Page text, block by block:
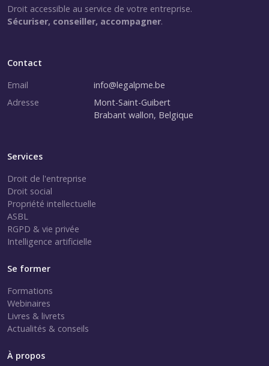
Droit accessible au service de votre entreprise.
Sécuriser, conseiller, accompagner.
Contact
Email
info@legalpme.be
Adresse
Mont-Saint-Guibert
Brabant wallon, Belgique
Services
Droit de l'entreprise
Droit social
Propriété intellectuelle
ASBL
RGPD & vie privée
Intelligence artificielle
Se former
Formations
Webinaires
Livres & livrets
Actualités & conseils
À propos